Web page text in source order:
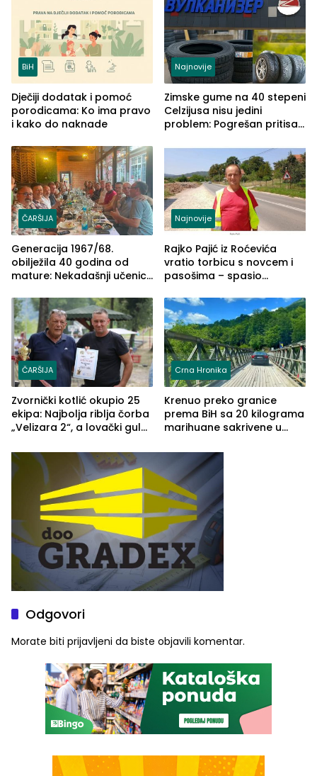
BiH
Dječiji dodatak i pomoć
porodicama: Ko ima pravo
i kako do naknade
Najnovije
Zimske gume na 40 stepeni
Celzijusa nisu jedini
problem: Pogrešan pritisak
ČARŠIJA
Generacija 1967/68.
obilježila 40 godina od
mature: Nekadašnji učenici
(FOTO)
Najnovije
Rajko Pajić iz Roćevića
vratio torbicu s novcem i
pasošima – spasio
Grčkoj
ČARŠIJA
Zvornički kotlić okupio 25
ekipa: Najbolja riblja čorba
„Velizara 2“, a lovački gulaš
Crna Hronika
Krenuo preko granice
prema BiH sa 20 kilograma
marihuane sakrivene u
Odgovori
Morate biti prijavljeni da biste objavili komentar.